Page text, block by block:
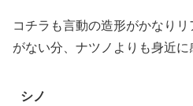
コチラも言動の造形がかなり
がない分、ナツノよりも身近に
シノ